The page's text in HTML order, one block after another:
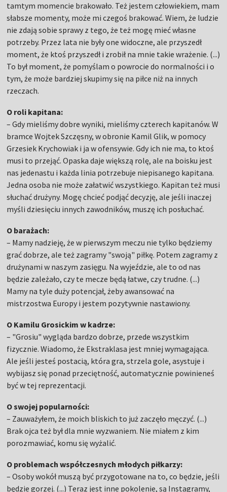
tamtym momencie brakowało. Też jestem człowiekiem, mam
słabsze momenty, może mi czegoś brakować. Wiem, że ludzie
nie zdają sobie sprawy z tego, że też mogę mieć własne
potrzeby. Przez lata nie były one widoczne, ale przyszedł
moment, że ktoś przyszedł i zrobił na mnie takie wrażenie. (...)
To był moment, że pomyślam o powrocie do normalności i o
tym, że może bardziej skupimy się na piłce niż na innych
rzeczach.
O roli kapitana:
– Gdy mieliśmy dobre wyniki, mieliśmy czterech kapitanów. W
bramce Wojtek Szczęsny, w obronie Kamil Glik, w pomocy
Grzesiek Krychowiak i ja w ofensywie. Gdy ich nie ma, to ktoś
musi to przejąć. Opaska daje większą rolę, ale na boisku jest
nas jedenastu i każda linia potrzebuje niepisanego kapitana.
Jedna osoba nie może załatwić wszystkiego. Kapitan też musi
słuchać drużyny. Mogę chcieć podjąć decyzję, ale jeśli inaczej
myśli dziesięciu innych zawodników, muszę ich posłuchać.
O barażach:
– Mamy nadzieję, że w pierwszym meczu nie tylko będziemy
grać dobrze, ale też zagramy "swoją" piłkę. Potem zagramy z
drużynami w naszym zasięgu. Na wyjeździe, ale to od nas
będzie zależało, czy te mecze będą łatwe, czy trudne. (...)
Mamy na tyle duży potencjał, żeby awansować na
mistrzostwa Europy i jestem pozytywnie nastawiony.
O Kamilu Grosickim w kadrze:
– "Grosiu" wygląda bardzo dobrze, przede wszystkim
fizycznie. Wiadomo, że Ekstraklasa jest mniej wymagająca.
Ale jeśli jesteś postacią, która gra, strzela gole, asystuje i
wybijasz się ponad przeciętność, automatycznie powinieneś
być w tej reprezentacji.
O swojej popularności:
– Zauważyłem, że moich bliskich to już zaczęło męczyć. (...)
Brak ojca też był dla mnie wyzwaniem. Nie miałem z kim
porozmawiać, komu się wyżalić.
O problemach współczesnych młodych piłkarzy:
– Osoby wokół muszą być przygotowane na to, co będzie, jeśli
będzie gorzej. (...) Teraz jest inne pokolenie, są Instagramy,